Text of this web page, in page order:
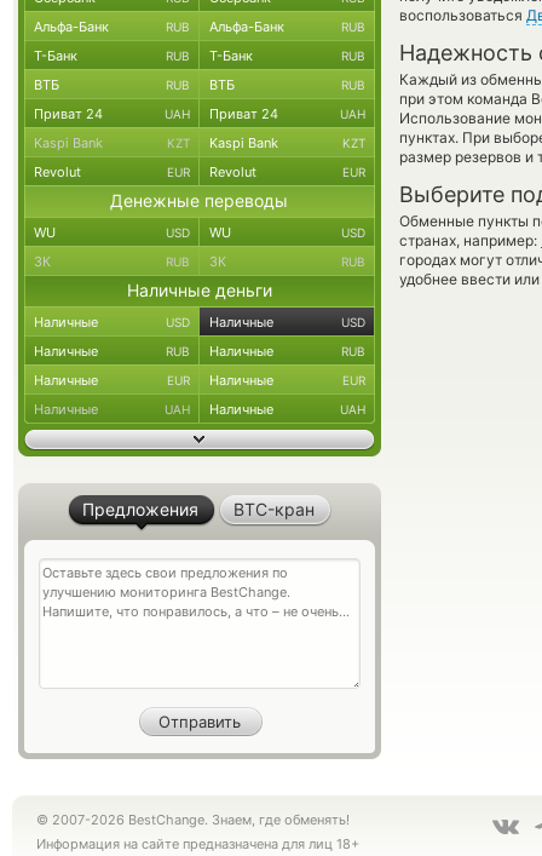
воспользоваться
Надежность
Каждый из
при этом команда
Использование
пунктах. При
размер резервов и
Выберите
Обменные пункты
странах, например:
городах могут
удобнее ввести
Альфа-Банк RUB Альфа-Банк RUB
Т-Банк RUB Т-Банк RUB
ВТБ RUB ВТБ RUB
Приват 24 UAH Приват 24 UAH
Kaspi Bank KZT Kaspi Bank KZT
Revolut EUR Revolut EUR
Денежные переводы
WU USD WU USD
ЗК RUB ЗК RUB
Наличные деньги
Наличные USD Наличные USD
Наличные RUB Наличные RUB
Наличные EUR Наличные EUR
Наличные UAH Наличные UAH
Предложения BTC-кран
© 2007-2026 BestChange. Знаем, где обменять!
Информация на сайте предназначена для лиц 18+